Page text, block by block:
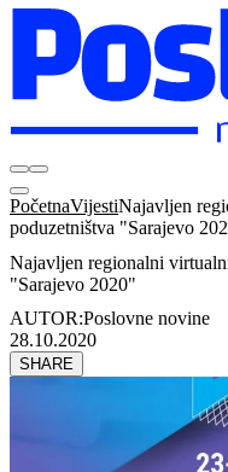
PočetnaVijestiNajavljen
poduzetništva "Sarajevo
Najavljen regionalni
"Sarajevo 2020"
AUTOR:Poslovne novine
28.10.2020
SHARE